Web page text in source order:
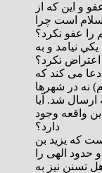
عفو و این که از
است چرا
را عفو نكرد؟
يكي نيامد و به
نكرد؟
ادعا می کند که
نه در شهرها
ارسال شد. آیا
واقعه وجود
دارد؟
است که یزید بن
حدود الهی را
تسنن نیز به